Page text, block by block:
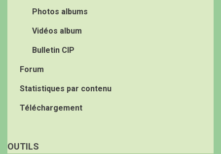
Photos albums
Vidéos album
Bulletin CIP
Forum
Statistiques par contenu
Téléchargement
OUTILS